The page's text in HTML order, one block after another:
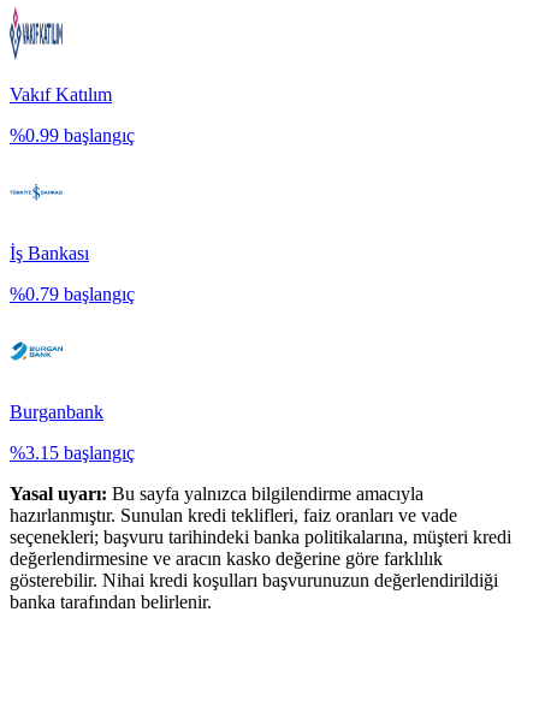
Vakıf Katılım
%0.99 başlangıç
İş Bankası
%0.79 başlangıç
Burganbank
%3.15 başlangıç
Yasal uyarı: Bu sayfa yalnızca bilgilendirme amacıyla
hazırlanmıştır. Sunulan kredi teklifleri, faiz oranları ve vade
seçenekleri; başvuru tarihindeki banka politikalarına, müşteri kredi
değerlendirmesine ve aracın kasko değerine göre farklılık
gösterebilir. Nihai kredi koşulları başvurunuzun değerlendirildiği
banka tarafından belirlenir.